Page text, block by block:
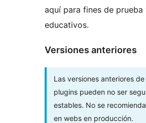
aquí para fines de prueba
educativos.
Versiones anteriores
Las versiones anteriores de
plugins pueden no ser
estables. No se
en webs en producción.